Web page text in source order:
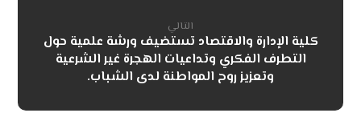
التالي
كلية الإدارة والاقتصاد تستضيف ورشة علمية حول
التطرف الفكري وتداعيات الهجرة غير الشرعية
وتعزيز روح المواطنة لدى الشباب.